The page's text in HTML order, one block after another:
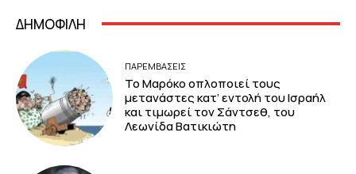
ΔΗΜΟΦΙΛΗ
ΠΑΡΕΜΒΑΣΕΙΣ
Το Μαρόκο οπλοποιεί τους
μετανάστες κατ’ εντολή του Ισραήλ
και τιμωρεί τον Σάντσεθ, του
Λεωνίδα Βατικιώτη